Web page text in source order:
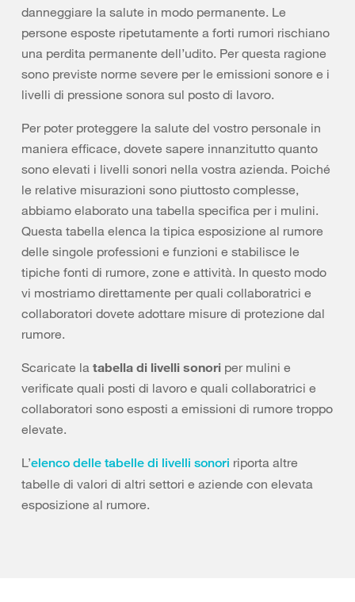
danneggiare la salute in modo permanente. Le
persone esposte ripetutamente a forti rumori rischiano
una perdita permanente dell’udito. Per questa ragione
sono previste norme severe per le emissioni sonore e i
livelli di pressione sonora sul posto di lavoro.
Per poter proteggere la salute del vostro personale in
maniera efficace, dovete sapere innanzitutto quanto
sono elevati i livelli sonori nella vostra azienda. Poiché
le relative misurazioni sono piuttosto complesse,
abbiamo elaborato una tabella specifica per i mulini.
Questa tabella elenca la tipica esposizione al rumore
delle singole professioni e funzioni e stabilisce le
tipiche fonti di rumore, zone e attività. In questo modo
vi mostriamo direttamente per quali collaboratrici e
collaboratori dovete adottare misure di protezione dal
rumore.
Scaricate la tabella di livelli sonori per mulini e
verificate quali posti di lavoro e quali collaboratrici e
collaboratori sono esposti a emissioni di rumore troppo
elevate.
L’elenco delle tabelle di livelli sonori riporta altre
tabelle di valori di altri settori e aziende con elevata
esposizione al rumore.